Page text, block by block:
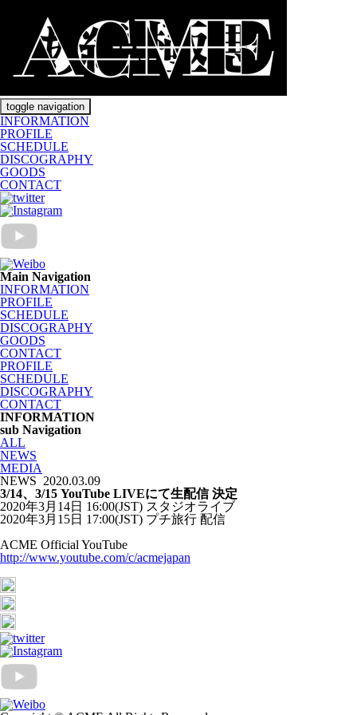
toggle navigation
INFORMATION
PROFILE
SCHEDULE
DISCOGRAPHY
GOODS
CONTACT
Main Navigation
INFORMATION
PROFILE
SCHEDULE
DISCOGRAPHY
GOODS
CONTACT
PROFILE
SCHEDULE
DISCOGRAPHY
CONTACT
INFORMATION
sub Navigation
ALL
NEWS
MEDIA
NEWS 2020.03.09
3/14、3/15 YouTube LIVEにて生配信 決定
2020年3月14日 16:00(JST) スタジオライブ
2020年3月15日 17:00(JST) プチ旅行 配信
ACME Official YouTube
http://www.youtube.com/c/acmejapan